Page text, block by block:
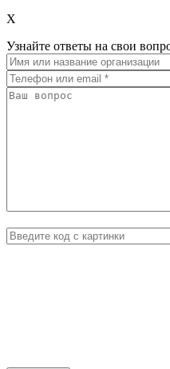
X
Узнайте ответы на свои